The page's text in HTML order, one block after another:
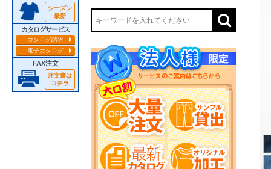
シーズン
最新
カタログサービス
カタログ請求
電子カタログ
FAX注文
注文書は
コチラ